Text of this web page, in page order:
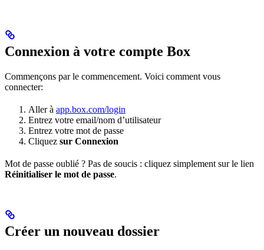
Connexion à votre compte Box
Commençons par le commencement. Voici comment vous
connecter:
Aller à app.box.com/login
Entrez votre email/nom d’utilisateur
Entrez votre mot de passe
Cliquez sur Connexion
Mot de passe oublié ? Pas de soucis : cliquez simplement sur le lien
Réinitialiser le mot de passe.
Créer un nouveau dossier